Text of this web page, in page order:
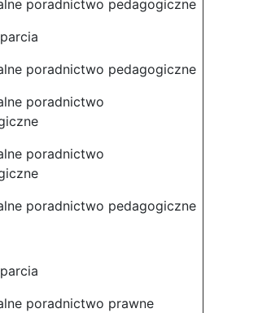
poradnictwo pedagogiczne
poradnictwo pedagogiczne
poradnictwo
poradnictwo
poradnictwo pedagogiczne
poradnictwo prawne